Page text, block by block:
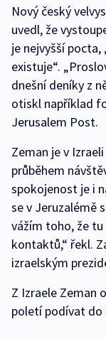
Nový český
uvedl, že
je nejvyšší
existuje“.
dnešní deníky z
otiskl například
Jerusalem Post.
Zeman je v
průběhem
spokojenost je i
se v Jeruzalémě
vážím toho, že tu
kontaktů,“ řekl.
izraelským
Z Izraele Zeman
poletí podívat do